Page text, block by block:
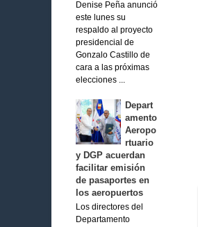
Denise Peña anunció
este lunes su
respaldo al proyecto
presidencial de
Gonzalo Castillo de
cara a las próximas
elecciones ...
Depart
amento
Aeropo
rtuario
y DGP acuerdan
facilitar emisión
de pasaportes en
los aeropuertos
Los directores del
Departamento